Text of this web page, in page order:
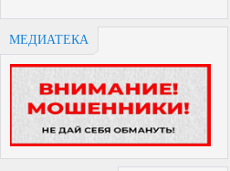
МЕДИАТЕКА